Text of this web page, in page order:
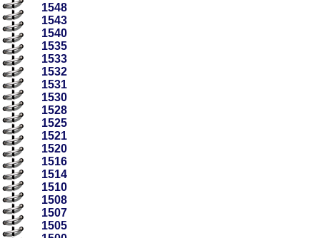
1548
1543
1540
1535
1533
1532
1531
1530
1528
1525
1521
1520
1516
1514
1510
1508
1507
1505